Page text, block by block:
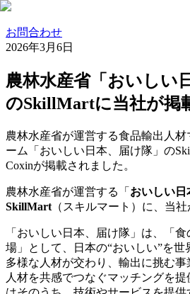
お問合わせ
2026年3月6日
農林水産省「おいしい
のSkillMartに当社が掲
農林水産省が運営する食品輸出人
ーム「おいしい日本、届け隊」の
Coxinが掲載されました。
農林水産省が運営する「 おいしい日
SkillMart （スキルマート）に、当
「おいしい日本、届け隊」は、「
場」として、日本の“おいしい”を
多様な人材が交わり、輸出に挑む
人材を共感でつなぐマッチングを